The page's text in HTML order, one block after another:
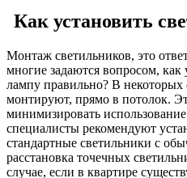
Как установить
Монтаж светильников, это
многие задаются вопросом, как
лампу правильно? В некоторых
монтируют, прямо в потолок.
минимизировать
специалисты рекомендуют
стандартные светильники с
расстановка точечных
случае, если в квартире